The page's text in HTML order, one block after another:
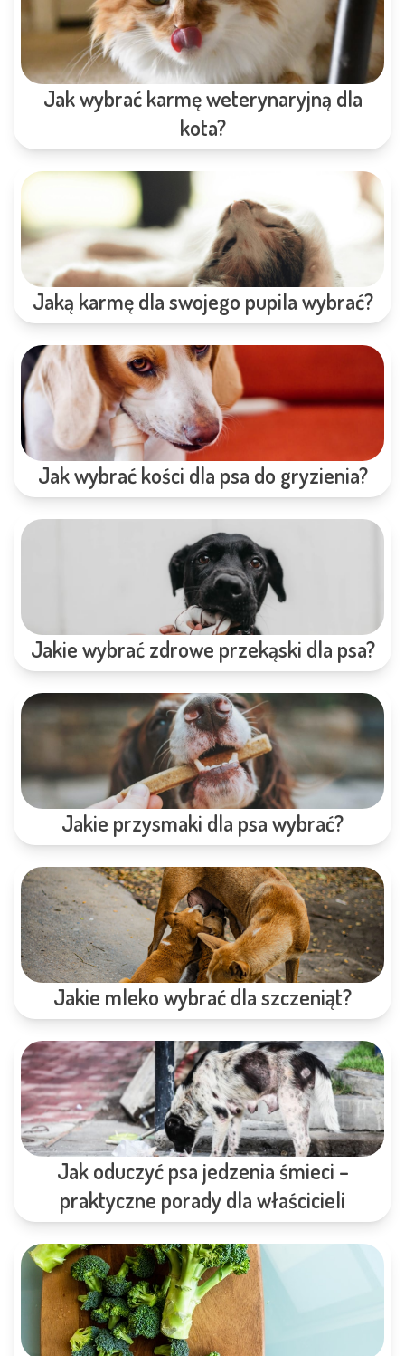
Jak wybrać karmę weterynaryjną dla
kota?
Jaką karmę dla swojego pupila wybrać?
Jak wybrać kości dla psa do gryzienia?
Jakie wybrać zdrowe przekąski dla psa?
Jakie przysmaki dla psa wybrać?
Jakie mleko wybrać dla szczeniąt?
Jak oduczyć psa jedzenia śmieci –
praktyczne porady dla właścicieli